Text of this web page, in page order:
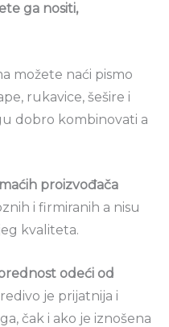
ga nositi,
možete naći pismo
rukavice, šešire i
dobro kombinovati a
proizvođača
i firmiranih a nisu
kvaliteta.
odeći od
je prijatnija i
čak i ako je iznošena